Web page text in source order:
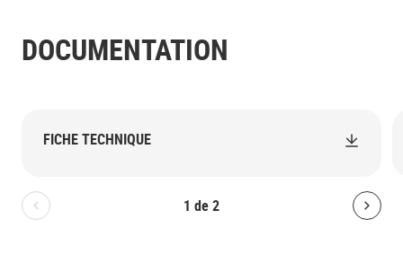
DOCUMENTATION
1 de2
Bolton.General.PreviousSlide
FICHE TECHNIQUE